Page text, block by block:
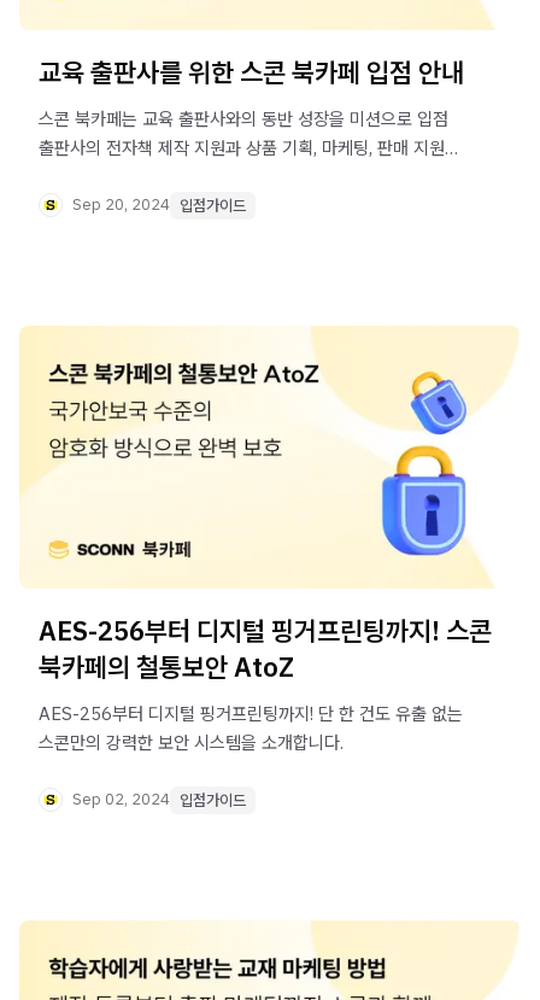
교육 출판사를 위한 스콘 북카페 입점 안내
스콘 북카페는 교육 출판사와의 동반 성장을 미션으로 입점
출판사의 전자책 제작 지원과 상품 기획, 마케팅, 판매 지원
파트너를 기다립니다.
Sep 20, 2024 입점가이드
AES-256부터 디지털 핑거프린팅까지! 스콘
북카페의 철통보안 AtoZ
AES-256부터 디지털 핑거프린팅까지! 단 한 건도 유출 없는
스콘만의 강력한 보안 시스템을 소개합니다.
Sep 02, 2024 입점가이드